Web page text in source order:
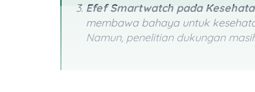
Efef Smartwatch pada
membawa bahaya untuk
Namun, penelitian dukungan